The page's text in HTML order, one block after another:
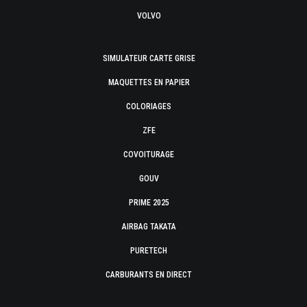
VOLVO
SIMULATEUR CARTE GRISE
MAQUETTES EN PAPIER
COLORIAGES
ZFE
COVOITURAGE
GOUV
PRIME 2025
AIRBAG TAKATA
PURETECH
CARBURANTS EN DIRECT